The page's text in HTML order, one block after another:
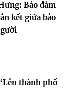
Bảo đảm
kết giữa bảo
thành phố